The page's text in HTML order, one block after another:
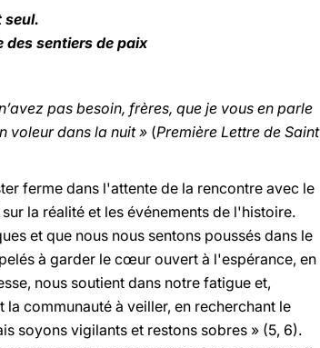
seul.
des sentiers de paix
pas besoin, frères, que je vous en parle
voleur dans la nuit » (Première Lettre de Saint
ferme dans l'attente de la rencontre avec le
la réalité et les événements de l'histoire.
et que nous nous sentons poussés dans le
à garder le cœur ouvert à l'espérance, en
nous soutient dans notre fatigue et,
communauté à veiller, en recherchant le
soyons vigilants et restons sobres » (5, 6).